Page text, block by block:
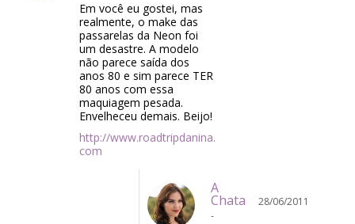
Em você eu gostei, mas
realmente, o make das
passarelas da Neon foi
um desastre. A modelo
não parece saída dos
anos 80 e sim parece TER
80 anos com essa
maquiagem pesada.
Envelheceu demais. Beijo!
http://www.roadtripdanina.
com
A
Chata
28/06/2011
-